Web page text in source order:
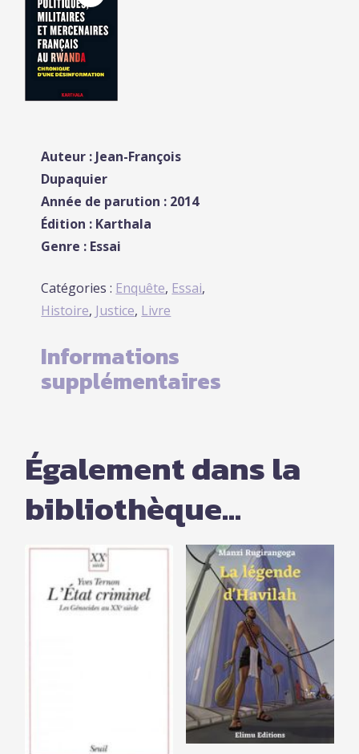
Auteur : Jean-François
Dupaquier
Année de parution : 2014
Édition : Karthala
Genre : Essai
Catégories : Enquête, Essai,
Histoire, Justice, Livre
Informations
supplémentaires
Également dans la
bibliothèque...